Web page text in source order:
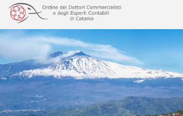
Vai
contenuto